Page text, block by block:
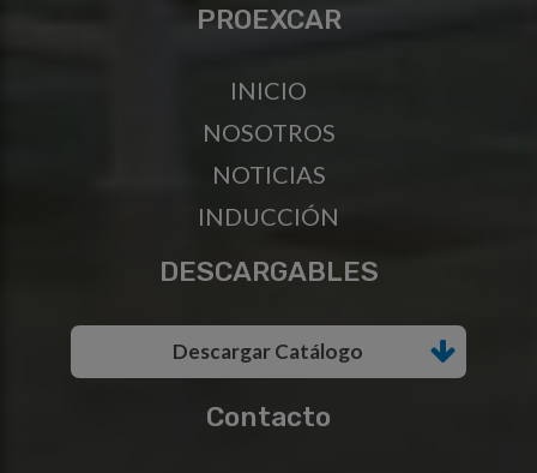
PROEXCAR
INICIO
NOSOTROS
NOTICIAS
INDUCCIÓN
DESCARGABLES
Descargar Catálogo
Contacto